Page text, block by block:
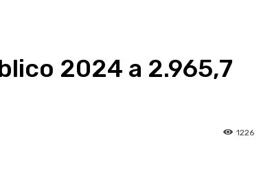
2024 a 2.965,7
1226